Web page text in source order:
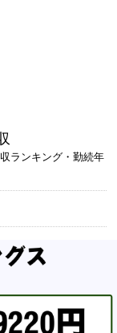
ランキング・勤続年